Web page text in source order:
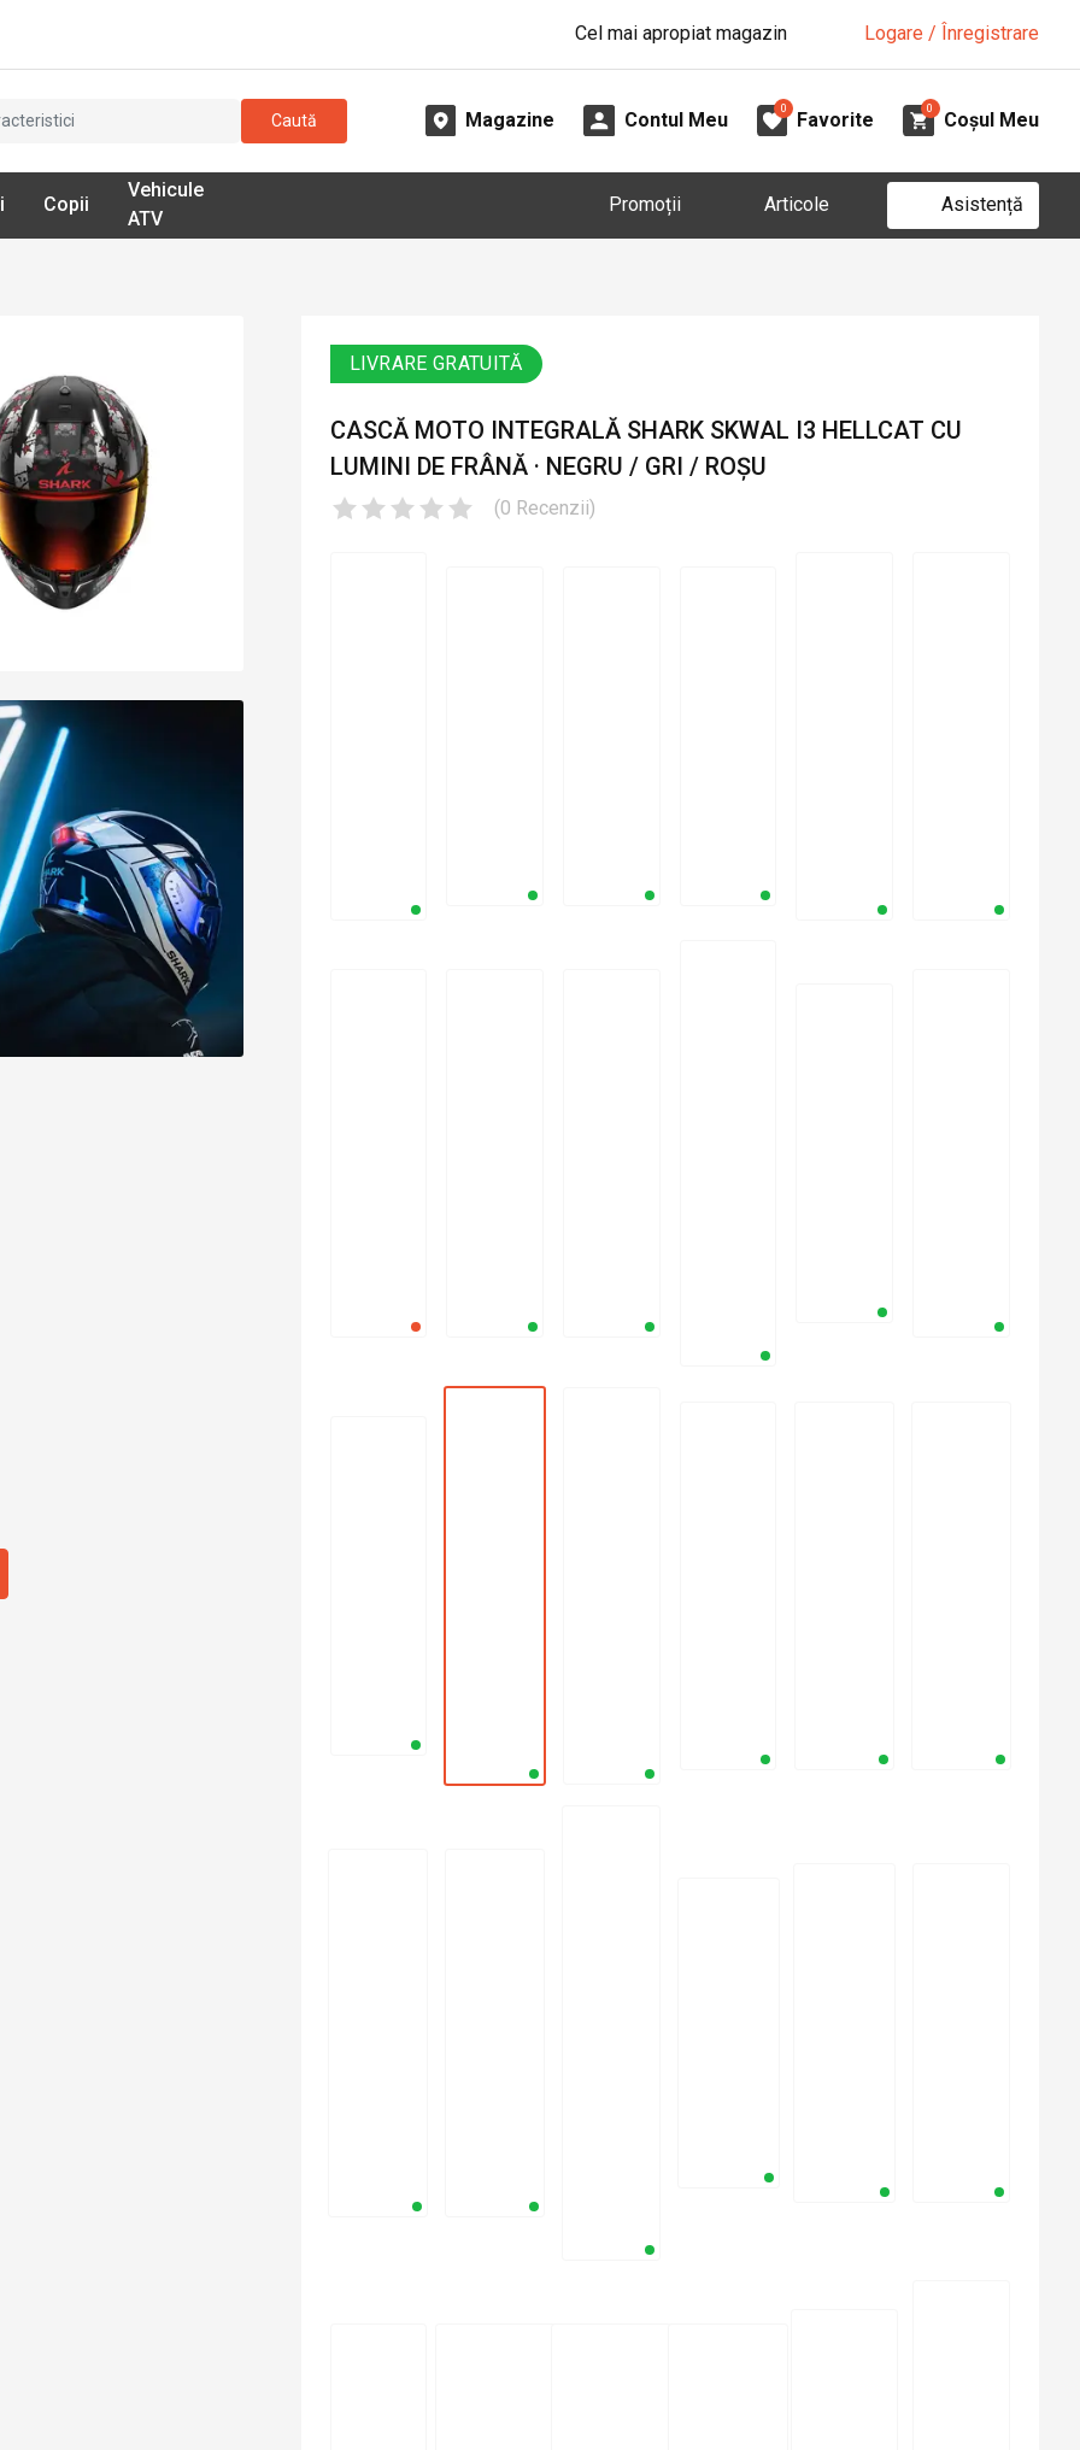
Cel mai apropiat magazin Logare / Înregistrare
Caută Magazine Contul Meu
0
Favorite
0
Coșul Meu
Copii
Vehicule
ATV
Promoții Articole Asistență
LIVRARE GRATUITĂ
CASCĂ MOTO INTEGRALĂ SHARK SKWAL I3 HELLCAT CU
LUMINI DE FRÂNĂ · NEGRU / GRI / ROȘU
(0 Recenzii)